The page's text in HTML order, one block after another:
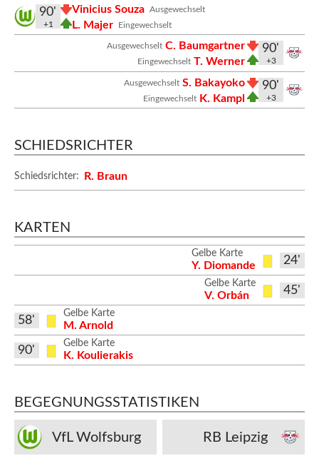
Ausgewechselt
Vinicius Souza
Eingewechselt
L. Majer
90'
+1
90'
+3
Ausgewechselt C. Baumgartner
Eingewechselt T. Werner
90'
+3
Ausgewechselt S. Bakayoko
Eingewechselt K. Kampl
SCHIEDSRICHTER
Schiedsrichter: R. Braun
KARTEN
24'
Gelbe Karte
Y. Diomande
45'
Gelbe Karte
V. Orbán
Gelbe Karte
M. Arnold
58'
Gelbe Karte
K. Koulierakis
90'
BEGEGNUNGSSTATISTIKEN
VfL Wolfsburg RB Leipzig